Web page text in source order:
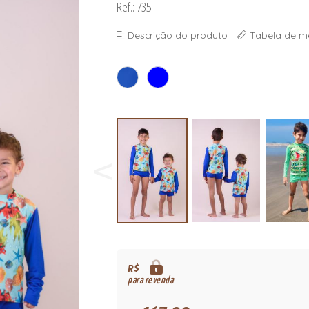
Ref.: 735
Descrição do produto Tabela de
R$
para revenda